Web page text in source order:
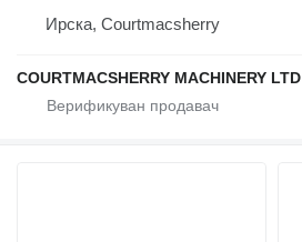
Ирска, Courtmacsherry
COURTMACSHERRY MACHINERY LTD